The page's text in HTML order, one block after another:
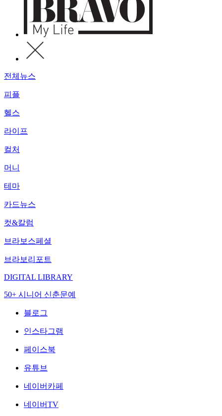
전체뉴스
피플
헬스
라이프
컬처
머니
테마
카드뉴스
컷&칼럼
브라보스페셜
브라보리포트
DIGITAL LIBRARY
50+ 시니어 신춘문예
블로그
인스타그램
페이스북
유튜브
네이버카페
네이버TV